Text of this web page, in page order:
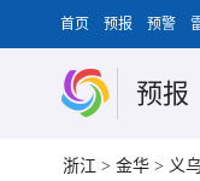
首页 预报 预警
预报
浙江 > 金华 > 义